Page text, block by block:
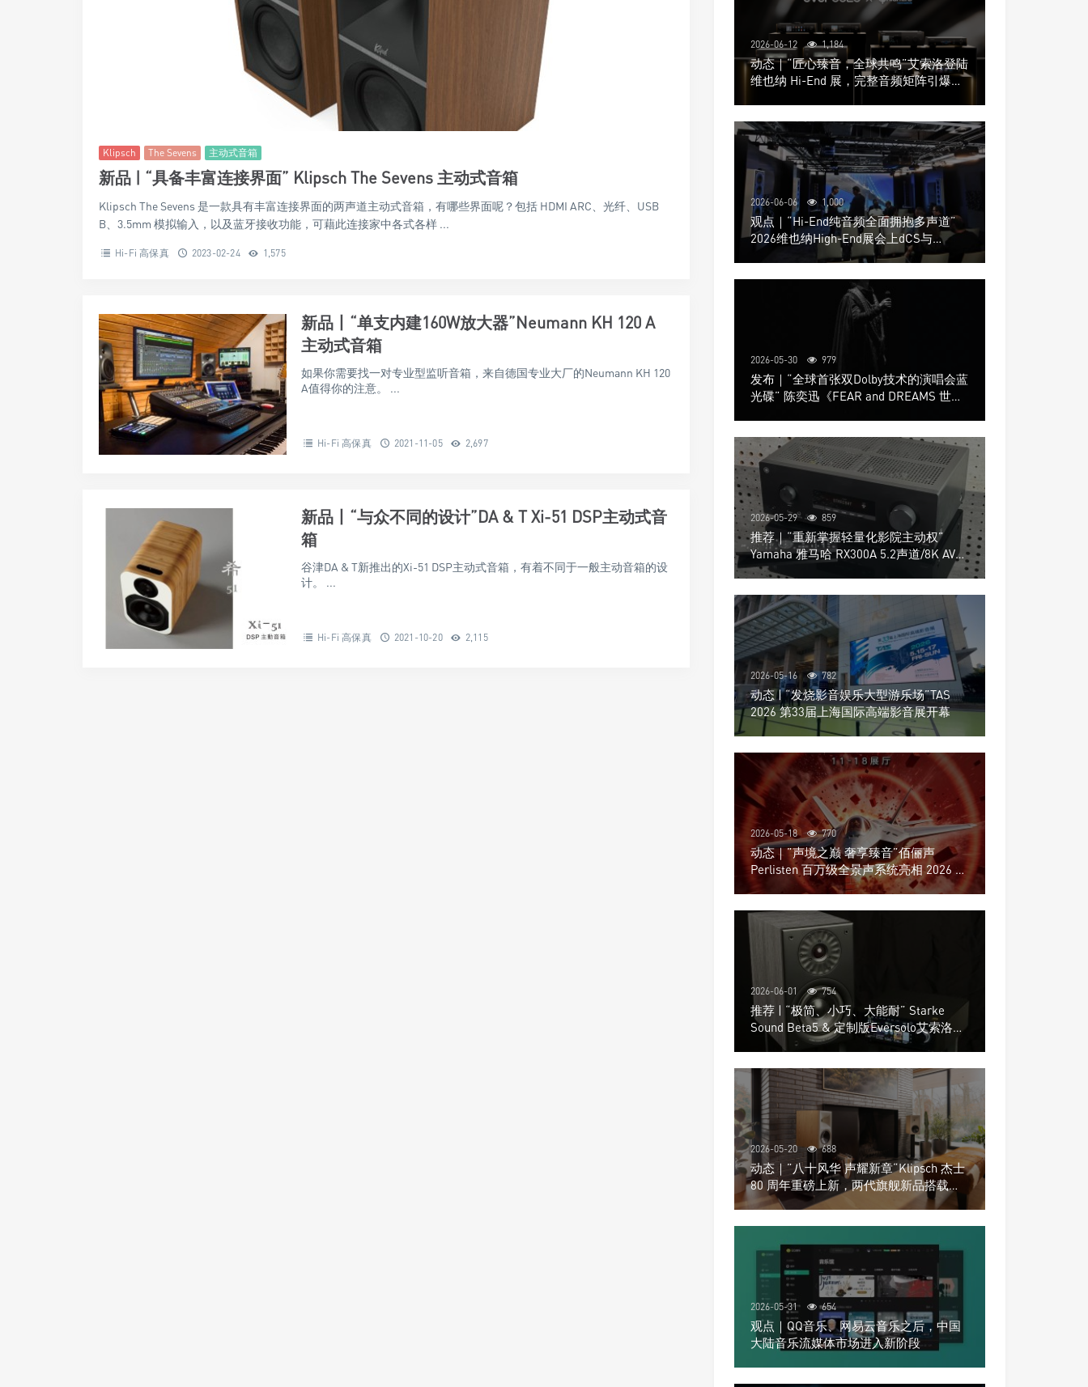
Klipsch The Sevens 主动式音箱
新品 | “具备丰富连接界面” Klipsch The Sevens 主动式音箱
Klipsch The Sevens 是一款具有丰富连接界面的两声道主动式音箱，有哪些界面呢？包括 HDMI ARC、光纤、USB
B、3.5mm 模拟输入，以及蓝牙接收功能，可藉此连接家中各式各样 ...
Hi-Fi 高保真 2023-02-24 1,575
新品丨“单支内建160W放大器”Neumann KH 120 A
主动式音箱
如果你需要找一对专业型监听音箱，来自德国专业大厂的Neumann KH 120
A值得你的注意。 ...
Hi-Fi 高保真 2021-11-05 2,697
新品丨“与众不同的设计”DA & T Xi-51 DSP主动式音
箱
谷津DA & T新推出的Xi-51 DSP主动式音箱，有着不同于一般主动音箱的设
计。 ...
Hi-Fi 高保真 2021-10-20 2,115
2026-06-12 1,184
动态｜“匠心臻音，全球共鸣”艾索洛登陆
维也纳 Hi-End 展，完整音频矩阵引爆关
2026-06-06 1,000
观点｜“Hi-End纯音频全面拥抱多声道”
2026维也纳High-End展会上dCS与
Trinnov Audio搭建多声道演示系统
2026-05-30 979
发布｜“全球首张双Dolby技术的演唱会蓝
光碟” 陈奕迅《FEAR and DREAMS 世界
2026-05-29 859
推荐｜“重新掌握轻量化影院主动权”
Yamaha 雅马哈 RX300A 5.2声道/8K AV放
大器
2026-05-16 782
动态 | “发烧影音娱乐大型游乐场”TAS
2026 第33届上海国际高端影音展开幕
2026-05-18 770
动态｜”声境之巅 奢享臻音”佰俪声
Perlisten 百万级全景声系统亮相 2026 北
京国际音响展
2026-06-01 754
推荐 | “极简、小巧、大能耐” Starke
Sound Beta5 & 定制版Eversolo艾索洛
Play音响组合
2026-05-20 688
动态｜”八十风华 声耀新章“Klipsch 杰士
80 周年重磅上新，两代旗舰新品搭载硬
核配置音质再升级
2026-05-31 654
观点｜QQ音乐、网易云音乐之后，中国
大陆音乐流媒体市场进入新阶段